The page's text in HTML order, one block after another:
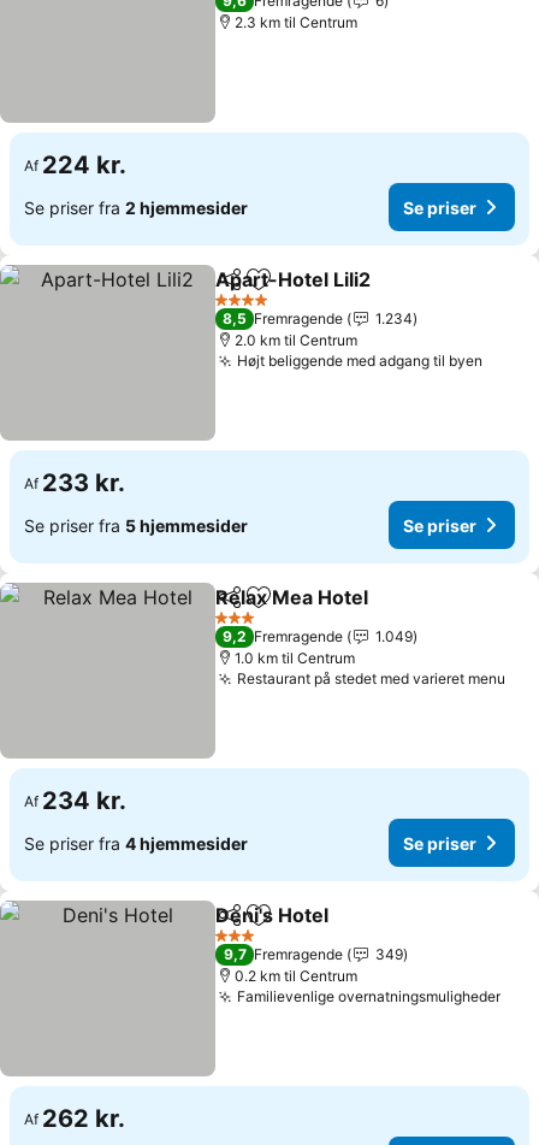
2.3 km til Centrum
Af 224 kr.
Se priser fra 2 hjemmesider Se priser
Del Føj til favoritter
Apart-Hotel Lili2
4 Stjerner
8,5 Fremragende
1.234
2.0 km til Centrum
Højt beliggende med adgang til byen
Af 233 kr.
Se priser fra 5 hjemmesider Se priser
Del Føj til favoritter
Relax Mea Hotel
3 Stjerner
9,2 Fremragende
1.049
1.0 km til Centrum
Restaurant på stedet med varieret menu
Af 234 kr.
Se priser fra 4 hjemmesider Se priser
Del Føj til favoritter
Deni's Hotel
3 Stjerner
9,7 Fremragende
349
0.2 km til Centrum
Familievenlige overnatningsmuligheder
Af 262 kr.